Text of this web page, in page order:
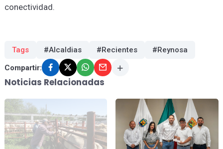
conectividad.
Tags #Alcaldias #Recientes #Reynosa
Compartir:
Noticias Relacionadas